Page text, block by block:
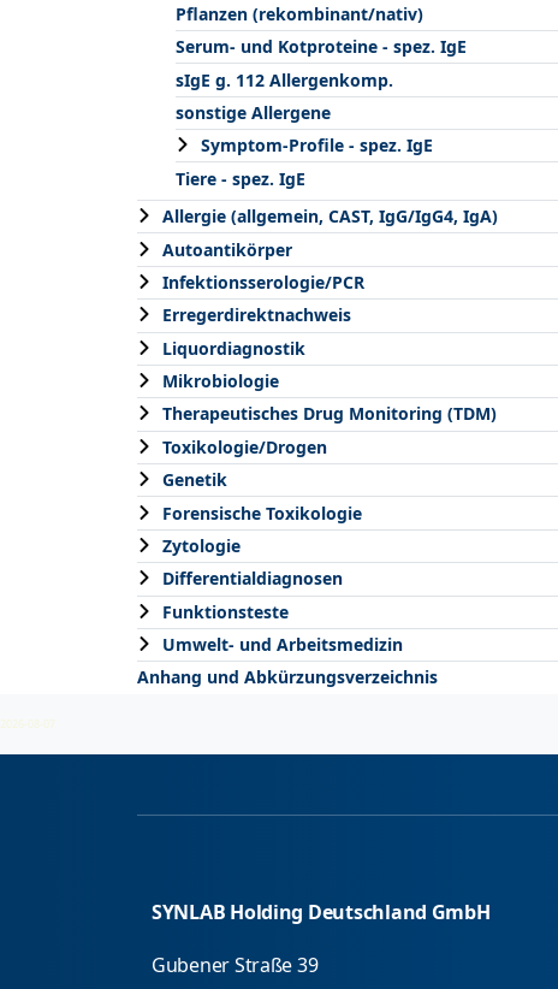
Pflanzen (rekombinant/nativ)
Serum- und Kotproteine - spez. IgE
sIgE g. 112 Allergenkomp.
sonstige Allergene
Symptom-Profile - spez. IgE
Tiere - spez. IgE
Allergie (allgemein, CAST, IgG/IgG4, IgA)
Autoantikörper
Infektionsserologie/PCR
Erregerdirektnachweis
Liquordiagnostik
Mikrobiologie
Therapeutisches Drug Monitoring (TDM)
Toxikologie/Drogen
Genetik
Forensische Toxikologie
Zytologie
Differentialdiagnosen
Funktionsteste
Umwelt- und Arbeitsmedizin
Anhang und Abkürzungsverzeichnis
2026-08-07
SYNLAB Holding Deutschland GmbH
Gubener Straße 39